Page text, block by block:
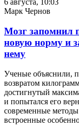
6 августа, 10:03
Марк Чернов
Мозг запомнил
новую норму и
нему
Ученые объяснили,
возвратом
достигнутый
и попытался его
современные
встроенные